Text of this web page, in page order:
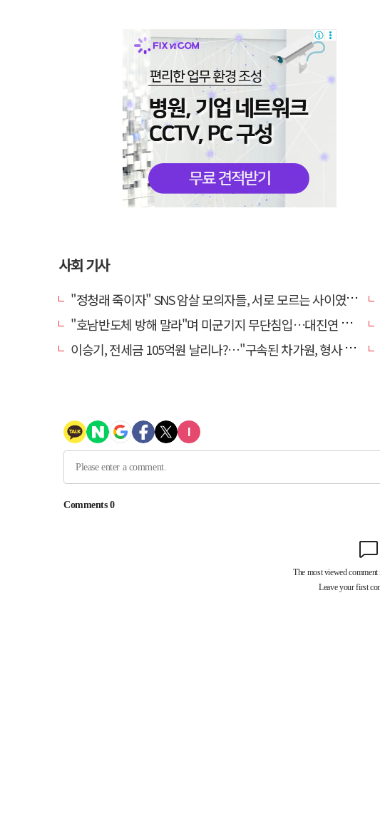
사회 기사
"정청래 죽이자" SNS 암살 모의자들, 서로 모르는 사이였다…檢송치
"호남반도체 방해 말라"며 미군기지 무단침입…대진연 회원 3명 '구속'
이승기, 전세금 105억원 날리나?…"구속된 차가원, 형사 범죄 영역"